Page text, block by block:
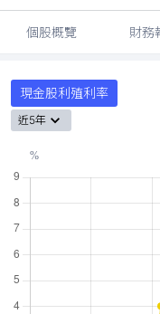
個股概覽 財務
現金股利殖利率
近5年